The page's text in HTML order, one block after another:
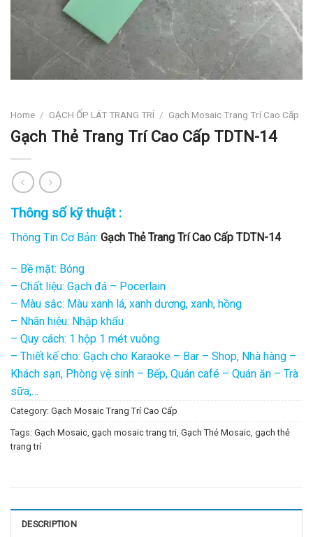
Home / GẠCH ỐP LÁT TRANG TRÍ / Gạch Mosaic Trang Trí Cao Cấp
Gạch Thẻ Trang Trí Cao Cấp TDTN-14
Thông số kỹ thuật :
Thông Tin Cơ Bản: Gạch Thẻ Trang Trí Cao Cấp TDTN-14
– Bề mặt: Bóng
– Chất liệu: Gạch đá – Pocerlain
– Màu sắc: Màu xanh lá, xanh dương, xanh, hồng
– Nhãn hiệu: Nhập khẩu
– Quy cách: 1 hộp 1 mét vuông
– Thiết kế cho: Gạch cho Karaoke – Bar – Shop, Nhà hàng –
Khách sạn, Phòng vệ sinh – Bếp, Quán café – Quán ăn – Trà
sữa,…
Category: Gạch Mosaic Trang Trí Cao Cấp
Tags: Gạch Mosaic, gạch mosaic trang tri, Gạch Thẻ Mosaic, gạch thẻ
trang trí
DESCRIPTION